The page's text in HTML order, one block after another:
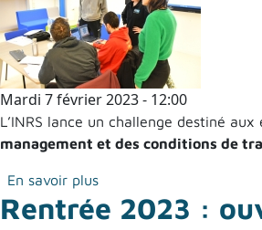
Mardi 7 février 2023 - 12:00
L’INRS lance un challenge destiné
management et des conditions de
En savoir plussur Des étudiants du
Rentrée 2023 :